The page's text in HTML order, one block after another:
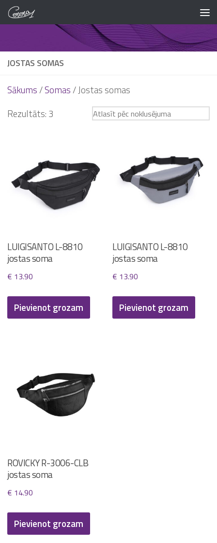
Skip to content
JOSTAS SOMAS
Sākums/Somas/ Jostas somas
Rezultāts: 3
LUIGISANTO L-8810
jostas soma
€ 13.90
Pievienot grozam
LUIGISANTO L-8810
jostas soma
€ 13.90
Pievienot grozam
ROVICKY R-3006-CLB
jostas soma
€ 14.90
Pievienot grozam